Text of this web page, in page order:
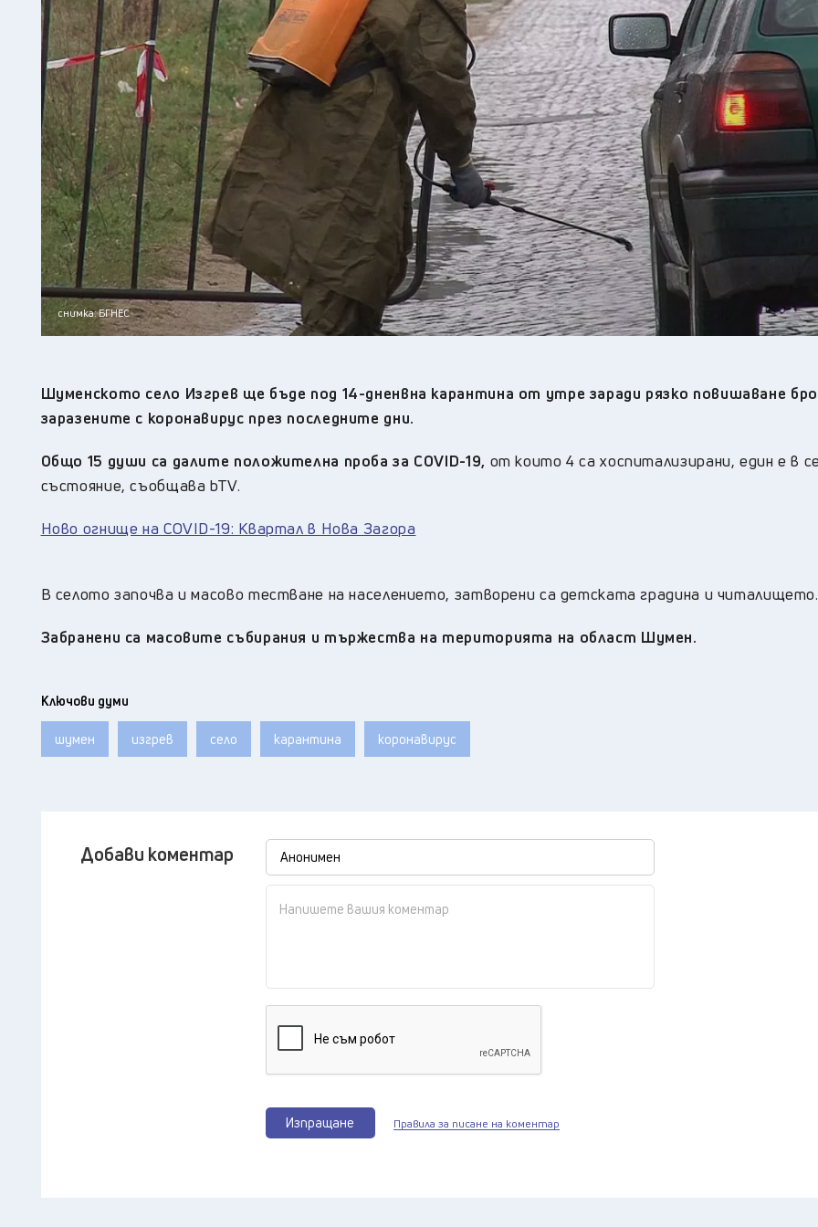
Перник, 22°C
Плевен, 31°C
Пловдив, 30°C
Разград, 29°C
Русе, 30°C
Силистра, 28°C
Сливен, 28°C
Смолян, 22°C
София, 23°C
Стара Загора, 30°C
Търговище, 29°C
Хасково, 27°C
Шумен, 27°C
Ямбол, 29°C
снимка: БГНЕС
Шуменското село Изгрев ще бъде под 14-дненвна карантина от утре заради рязко повишаване
заразените с коронавирус през последните дни.
Общо 15 души са далите положителна проба за COVID-19, от които 4 са хоспитализирани, един е в
състояние, съобщава bTV.
Ново огнище на COVID-19: Квартал в Нова Загора
В селото започва и масово тестване на населението, затворени са детската градина и читалището.
Забранени са масовите събирания и тържества на територията на област Шумен.
Ключови думи
шумен изгрев село карантина коронавирус
Добави коментар
Изпращане Правила за писане на коментар